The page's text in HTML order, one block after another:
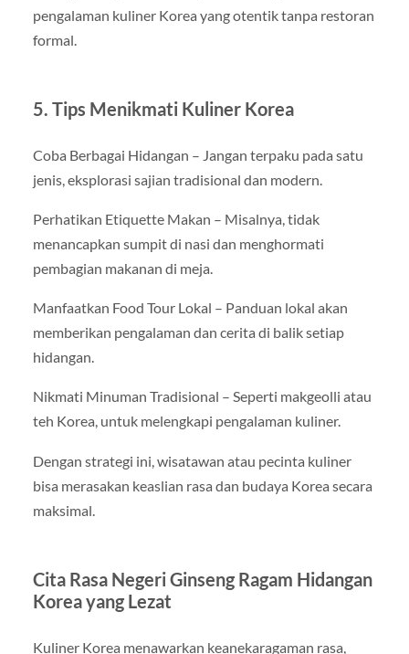
pengalaman kuliner Korea yang otentik tanpa restoran
formal.
5. Tips Menikmati Kuliner Korea
Coba Berbagai Hidangan – Jangan terpaku pada satu
jenis, eksplorasi sajian tradisional dan modern.
Perhatikan Etiquette Makan – Misalnya, tidak
menancapkan sumpit di nasi dan menghormati
pembagian makanan di meja.
Manfaatkan Food Tour Lokal – Panduan lokal akan
memberikan pengalaman dan cerita di balik setiap
hidangan.
Nikmati Minuman Tradisional – Seperti makgeolli atau
teh Korea, untuk melengkapi pengalaman kuliner.
Dengan strategi ini, wisatawan atau pecinta kuliner
bisa merasakan keaslian rasa dan budaya Korea secara
maksimal.
Cita Rasa Negeri Ginseng Ragam Hidangan
Korea yang Lezat
Kuliner Korea menawarkan keanekaragaman rasa,